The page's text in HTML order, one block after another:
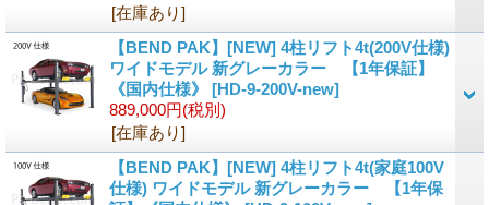
[在庫あり]
【BEND PAK】[NEW] 4柱リフト4t(200V仕様)
ワイドモデル 新グレーカラー 【1年保証】
《国内仕様》 [HD-9-200V-new]
889,000円(税別)
[在庫あり]
【BEND PAK】[NEW] 4柱リフト4t(家庭100V
仕様) ワイドモデル 新グレーカラー 【1年保